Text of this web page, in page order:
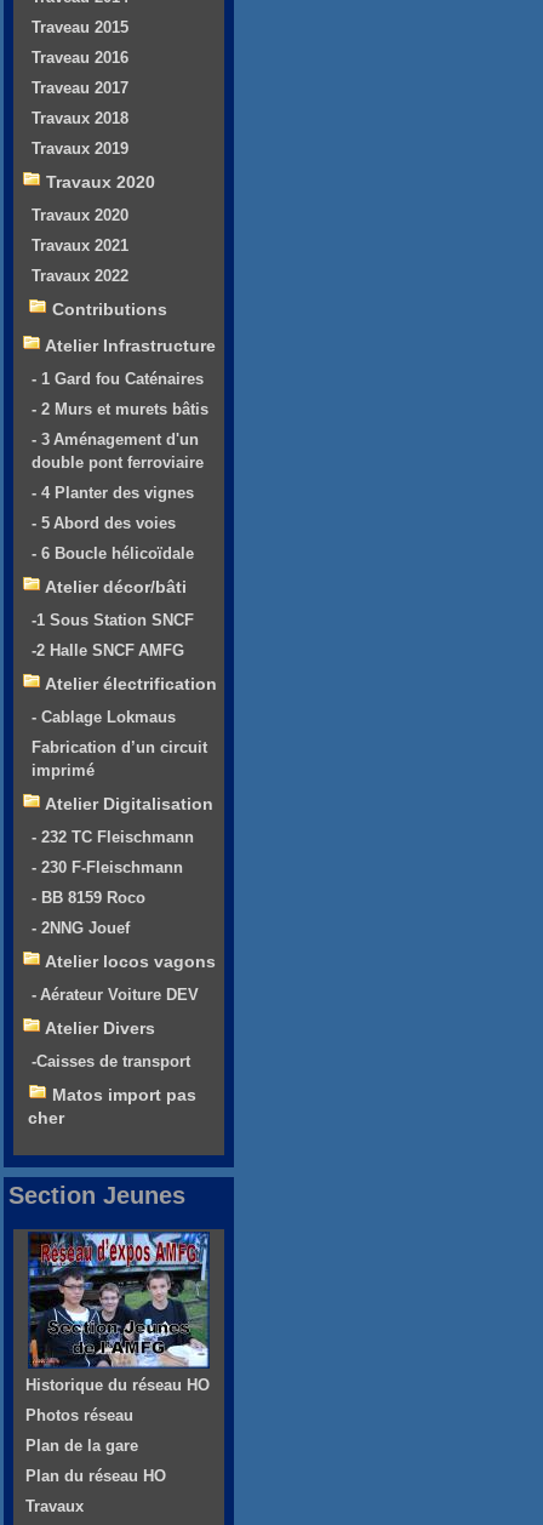
Traveau 2015
Traveau 2016
Traveau 2017
Travaux 2018
Travaux 2019
Travaux 2020
Travaux 2020
Travaux 2021
Travaux 2022
Contributions
Atelier Infrastructure
- 1 Gard fou Caténaires
- 2 Murs et murets bâtis
- 3 Aménagement d'un
double pont ferroviaire
- 4 Planter des vignes
- 5 Abord des voies
- 6 Boucle hélicoïdale
Atelier décor/bâti
-1 Sous Station SNCF
-2 Halle SNCF AMFG
Atelier électrification
- Cablage Lokmaus
Fabrication d’un circuit
imprimé
Atelier Digitalisation
- 232 TC Fleischmann
- 230 F-Fleischmann
- BB 8159 Roco
- 2NNG Jouef
Atelier locos vagons
- Aérateur Voiture DEV
Atelier Divers
-Caisses de transport
Matos import pas
cher
Section Jeunes
Historique du réseau HO
Photos réseau
Plan de la gare
Plan du réseau HO
Travaux